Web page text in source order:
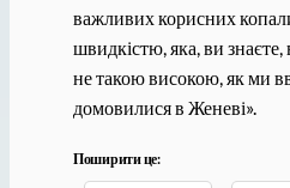
важливих корисних
швидкістю, яка, ви
не такою високою, як ми
домовилися в Женеві».
Поширити це: